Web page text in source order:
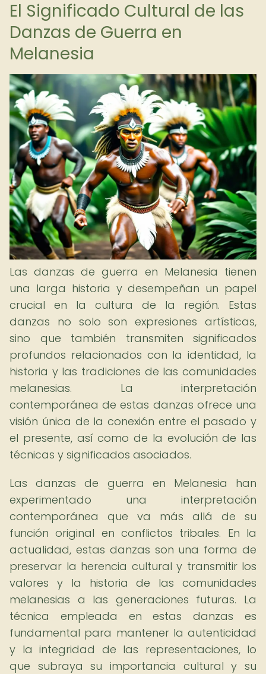
El Significado Cultural de las
Danzas de Guerra en
Melanesia
Las danzas de guerra en Melanesia tienen
una larga historia y desempeñan un papel
crucial en la cultura de la región. Estas
danzas no solo son expresiones artísticas,
sino que también transmiten significados
profundos relacionados con la identidad, la
historia y las tradiciones de las comunidades
melanesias. La interpretación
contemporánea de estas danzas ofrece una
visión única de la conexión entre el pasado y
el presente, así como de la evolución de las
técnicas y significados asociados.
Las danzas de guerra en Melanesia han
experimentado una interpretación
contemporánea que va más allá de su
función original en conflictos tribales. En la
actualidad, estas danzas son una forma de
preservar la herencia cultural y transmitir los
valores y la historia de las comunidades
melanesias a las generaciones futuras. La
técnica empleada en estas danzas es
fundamental para mantener la autenticidad
y la integridad de las representaciones, lo
que subraya su importancia cultural y su